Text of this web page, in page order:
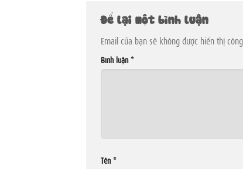
Để lại một bình luận
Email của bạn sẽ không được hiển thị
Bình luận *
Tên *